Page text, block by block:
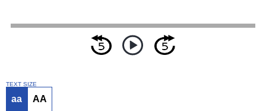
TEXT SIZE
aa AA